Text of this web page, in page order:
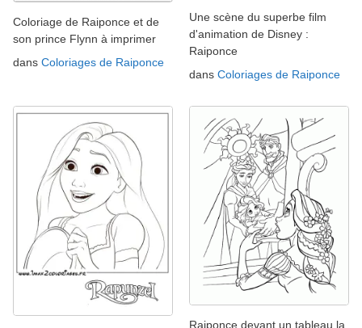
Coloriage de Raiponce et de
son prince Flynn à imprimer
dans Coloriages de Raiponce
Une scène du superbe film
d'animation de Disney :
Raiponce
dans Coloriages de Raiponce
Raiponce devant un tableau la